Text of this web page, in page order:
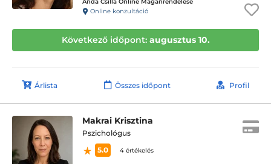
Online konzultáció
Következő időpont: augusztus 10.
Árlista Összes időpont Profil
Makrai Krisztina
Pszichológus
5.0
4 értékelés